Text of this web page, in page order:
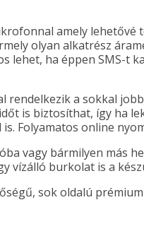
amely
olyan alkatrész
lehet, ha éppen SMS-t
rendelkezik a sokkal
is biztosíthat, így ha
Folyamatos online
vagy bármilyen más
vízálló burkolat is a
sok oldalú